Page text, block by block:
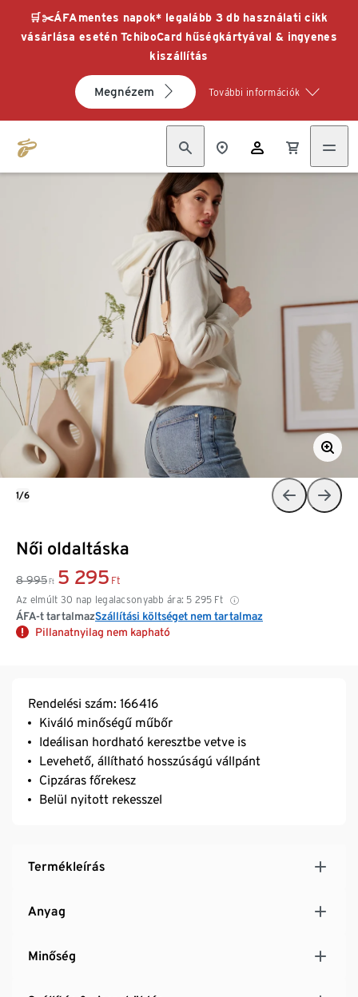
🛒✂️ÁFAmentes napok* legalább 3 db használati cikk
vásárlása esetén TchiboCard hűségkártyával & ingyenes
kiszállítás
Megnézem További információk
Női oldaltáska
8 995 Ft 5 295 Ft
Az elmúlt 30 nap legalacsonyabb ára: 5 295 Ft
ÁFA-t tartalmazSzállítási költséget nem tartalmaz
Pillanatnyilag nem kapható
1/6
Rendelési szám: 166416
Kiváló minőségű műbőr
Ideálisan hordható keresztbe vetve is
Levehető, állítható hosszúságú vállpánt
Cipzáras főrekesz
Belül nyitott rekesszel
Termékleírás
Anyag
Minőség